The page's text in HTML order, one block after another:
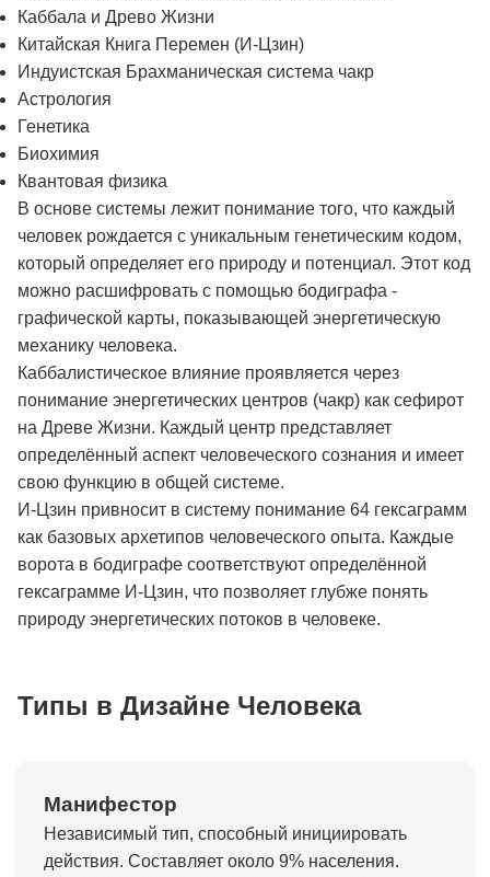
Каббала и Древо Жизни
Китайская Книга Перемен (И-Цзин)
Индуистская Брахманическая система чакр
Астрология
Генетика
Биохимия
Квантовая физика
В основе системы лежит понимание того, что каждый
человек рождается с уникальным генетическим кодом,
который определяет его природу и потенциал. Этот код
можно расшифровать с помощью бодиграфа -
графической карты, показывающей энергетическую
механику человека.
Каббалистическое влияние проявляется через
понимание энергетических центров (чакр) как сефирот
на Древе Жизни. Каждый центр представляет
определённый аспект человеческого сознания и имеет
свою функцию в общей системе.
И-Цзин привносит в систему понимание 64 гексаграмм
как базовых архетипов человеческого опыта. Каждые
ворота в бодиграфе соответствуют определённой
гексаграмме И-Цзин, что позволяет глубже понять
природу энергетических потоков в человеке.
Типы в Дизайне Человека
Манифестор
Независимый тип, способный инициировать
действия. Составляет около 9% населения.